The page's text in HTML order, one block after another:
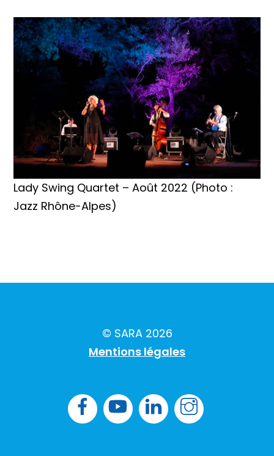
Lady Swing Quartet – Août 2022 (Photo :
Jazz Rhône-Alpes)
© SARA 2026
Mentions légales
FacebookYouTube
LK Instagram